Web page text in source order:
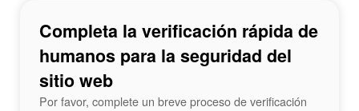
Completa la verificación rápida de
humanos para la seguridad del
sitio web
Por favor, complete un breve proceso de verificación